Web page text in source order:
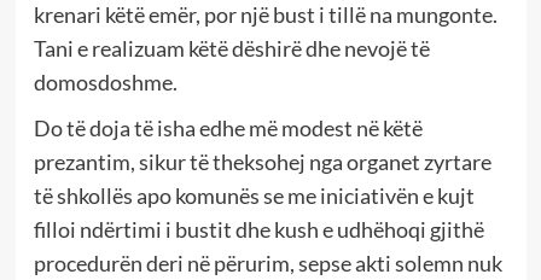
krenari këtë emër, por një bust i tillë na mungonte.
Tani e realizuam këtë dëshirë dhe nevojë të
domosdoshme.
Do të doja të isha edhe më modest në këtë
prezantim, sikur të theksohej nga organet zyrtare
të shkollës apo komunës se me iniciativën e kujt
filloi ndërtimi i bustit dhe kush e udhëhoqi gjithë
procedurën deri në përurim, sepse akti solemn nuk